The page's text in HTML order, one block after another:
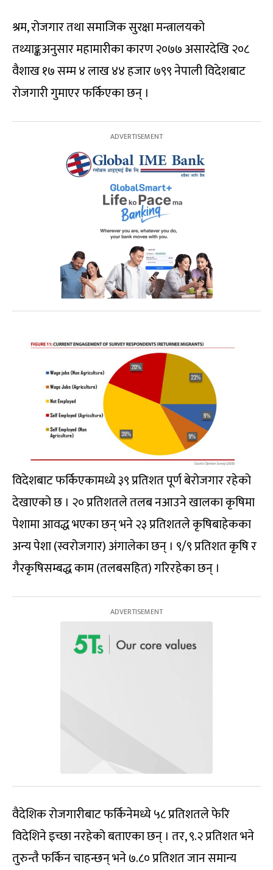
श्रम, रोजगार तथा समाजिक सुरक्षा मन्त्रालयको
तथ्याङ्कअनुसार महामारीका कारण २०७७ असारदेखि २०८
वैशाख १७ सम्म ४ लाख ४४ हजार ७९९ नेपाली विदेशबाट
रोजगारी गुमाएर फर्किएका छन् ।
विदेशबाट फर्किएकामध्ये ३९ प्रतिशत पूर्ण बेरोजगार रहेको
देखाएको छ । २० प्रतिशतले तलब नआउने खालका कृषिमा
पेशामा आवद्ध भएका छन् भने २३ प्रतिशतले कृषिबाहेकका
अन्य पेशा (स्वरोजगार) अंगालेका छन् । ९/९ प्रतिशत कृषि र
गैरकृषिसम्बद्ध काम (तलबसहित) गरिरहेका छन् ।
वैदेशिक रोजगारीबाट फर्किनेमध्ये ५८ प्रतिशतले फेरि
विदेशिने इच्छा नरहेको बताएका छन् । तर, ९.२ प्रतिशत भने
तुरुन्तै फर्किन चाहन्छन् भने ७.८० प्रतिशत जान समान्य